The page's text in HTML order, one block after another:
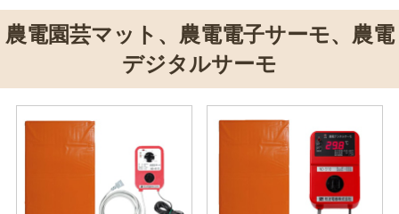
農電園芸マット、農電電子サーモ、農電
デジタルサーモ